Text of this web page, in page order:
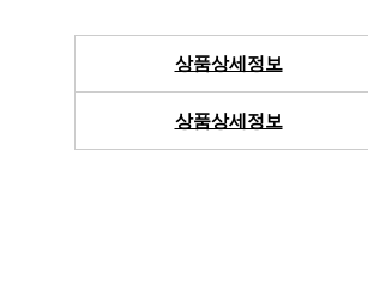
상품상세정보
상품상세정보